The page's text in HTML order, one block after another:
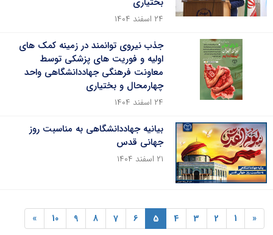
۲۴ اسفند ۱۴۰۴
جذب نیروی توانمند در زمینه کمک های
اولیه و فوریت های پزشکی توسط
معاونت فرهنگی جهاددانشگاهی واحد
چهارمحال و بختیاری
۲۴ اسفند ۱۴۰۴
بیانیه جهاددانشگاهی به مناسبت روز
جهانی قدس
۲۱ اسفند ۱۴۰۴
«
1
2
3
4
5
6
7
8
9
10
»